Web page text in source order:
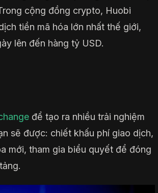
cộng đồng crypto, Huobi
tiền mã hóa lớn nhất thế giới,
lên đến hàng tỷ USD.
để tạo ra nhiều trải nghiệm
sẽ được: chiết khấu phí giao dịch,
mới, tham gia biểu quyết để đóng